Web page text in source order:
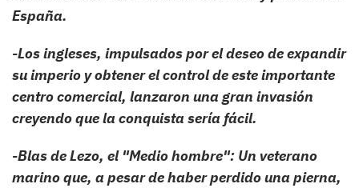
España.
-Los ingleses, impulsados por el deseo de expandir
su imperio y obtener el control de este importante
centro comercial, lanzaron una gran invasión
creyendo que la conquista sería fácil.
-Blas de Lezo, el "Medio hombre": Un veterano
marino que, a pesar de haber perdido una pierna,